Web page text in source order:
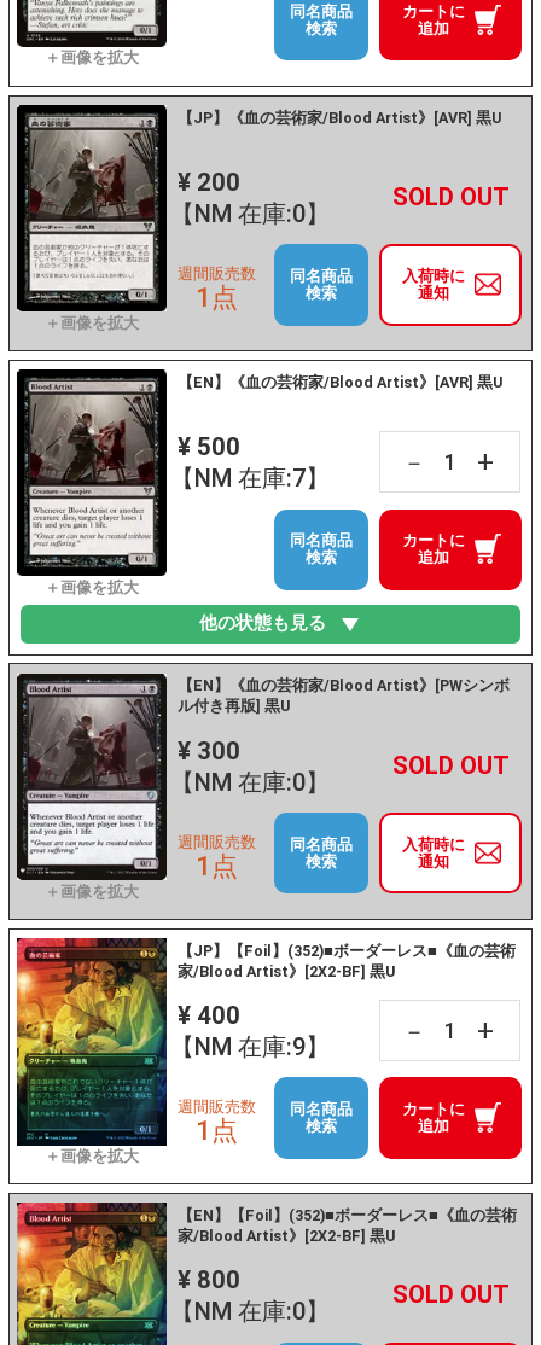
カートに
追加
同名商品
検索
【JP】《血の芸術家/Blood Artist》[AVR] 黒U
¥ 200
【NM 在庫:0】
－ +
入荷時に
通知
週間販売数
1点
同名商品
検索
【EN】《血の芸術家/Blood Artist》[AVR] 黒U
¥ 500
【NM 在庫:7】
－ +
カートに
追加
同名商品
検索
他の状態も見る
【EN】《血の芸術家/Blood Artist》[PWシンボ
ル付き再版] 黒U
¥ 300
【NM 在庫:0】
－ +
入荷時に
通知
週間販売数
1点
同名商品
検索
【JP】【Foil】(352)■ボーダーレス■《血の芸術
家/Blood Artist》[2X2-BF] 黒U
¥ 400
【NM 在庫:9】
－ +
カートに
追加
週間販売数
1点
同名商品
検索
【EN】【Foil】(352)■ボーダーレス■《血の芸術
家/Blood Artist》[2X2-BF] 黒U
¥ 800
【NM 在庫:0】
－ +